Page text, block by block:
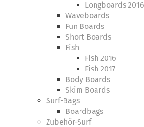
Longboards 2016
Waveboards
Fun Boards
Short Boards
Fish
Fish 2016
Fish 2017
Body Boards
Skim Boards
Surf-Bags
Boardbags
Zubehör-Surf